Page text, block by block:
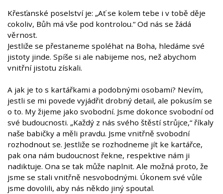
Křesťanské poselství je: „Ať se kolem tebe i v tobě děje
cokoliv, Bůh má vše pod kontrolou.“ Od nás se žádá
věrnost.
Jestliže se přestaneme spoléhat na Boha, hledáme své
jistoty jinde. Spíše si ale nabijeme nos, než abychom
vnitřní jistotu získali.
A jak je to s kartářkami a podobnými osobami? Nevím,
jestli se mi povede vyjádřit drobný detail, ale pokusím se
o to. My žijeme jako svobodní. Jsme dokonce svobodní od
své budoucnosti. „Každý z nás svého štěstí strůjce,“ říkaly
naše babičky a měli pravdu. Jsme vnitřně svobodní
rozhodnout se. Jestliže se rozhodneme jít ke kartářce,
pak ona nám budoucnost řekne, respektive nám ji
nadiktuje. Ona se tak může naplnit. Ale možná proto, že
jsme se stali vnitřně nesvobodnými. Úkonem své vůle
jsme dovolili, aby nás někdo jiný spoutal.